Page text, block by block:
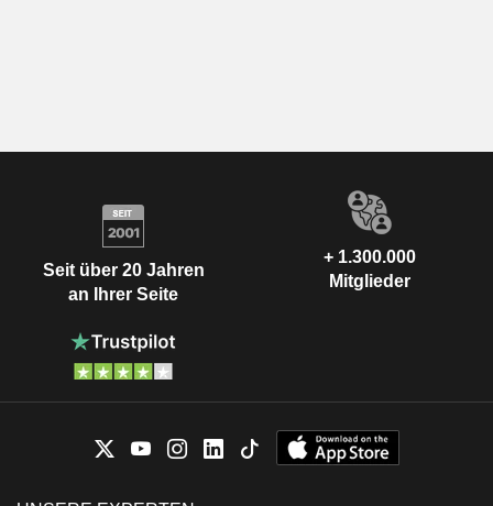
Seit über 20 Jahren
an Ihrer Seite
+ 1.300.000
Mitglieder